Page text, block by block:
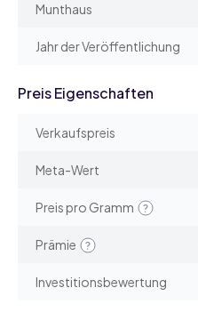
Munthaus
Jahr der Veröffentlichung
Preis Eigenschaften
Verkaufspreis
Meta-Wert
Preis pro Gramm
Prämie
Investitionsbewertung